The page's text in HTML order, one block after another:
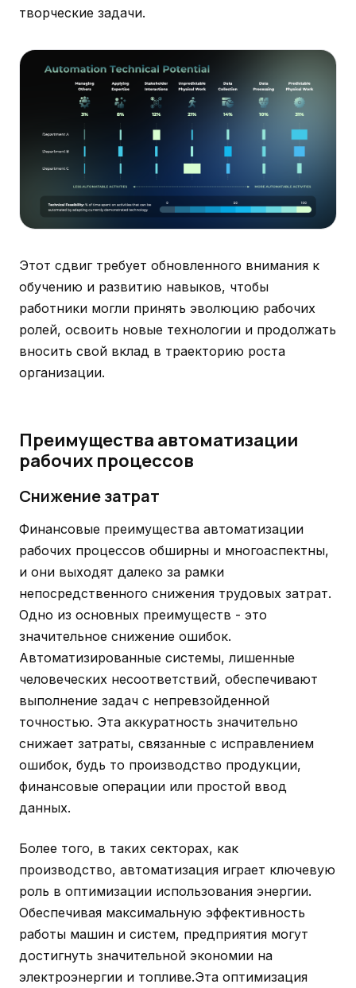
творческие задачи.
Этот сдвиг требует обновленного внимания к
обучению и развитию навыков, чтобы
работники могли принять эволюцию рабочих
ролей, освоить новые технологии и продолжать
вносить свой вклад в траекторию роста
организации.
Преимущества автоматизации
рабочих процессов
Снижение затрат
Финансовые преимущества автоматизации
рабочих процессов обширны и многоаспектны,
и они выходят далеко за рамки
непосредственного снижения трудовых затрат.
Одно из основных преимуществ - это
значительное снижение ошибок.
Автоматизированные системы, лишенные
человеческих несоответствий, обеспечивают
выполнение задач с непревзойденной
точностью. Эта аккуратность значительно
снижает затраты, связанные с исправлением
ошибок, будь то производство продукции,
финансовые операции или простой ввод
данных.
Более того, в таких секторах, как
производство, автоматизация играет ключевую
роль в оптимизации использования энергии.
Обеспечивая максимальную эффективность
работы машин и систем, предприятия могут
достигнуть значительной экономии на
электроэнергии и топливе.Эта оптимизация